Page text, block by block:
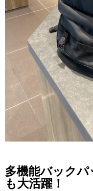
多機能バック
も大活躍！